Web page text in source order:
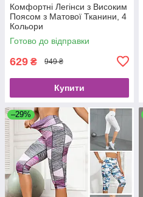
Комфортні Легінси з Високим
Поясом з Матової Тканини, 4
Кольори
Готово до відправки
629 ₴ 949 ₴
Купити
–29%